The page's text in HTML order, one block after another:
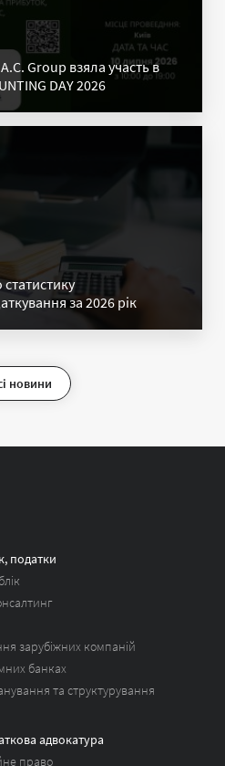
Group взяла участь в
DAY 2026
статистику
за 2026 рік
новини
податки
зарубіжних компаній
банках
та структурування
адвокатура
право